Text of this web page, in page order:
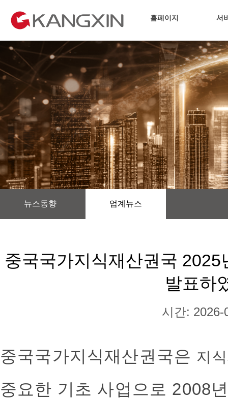
홈폐이지 서
뉴스동향 업계뉴스
중국국가지식재산권국
발표하
시간: 2026-
중국국가지식재산권국은 지
중요한 기초 사업으로 2008